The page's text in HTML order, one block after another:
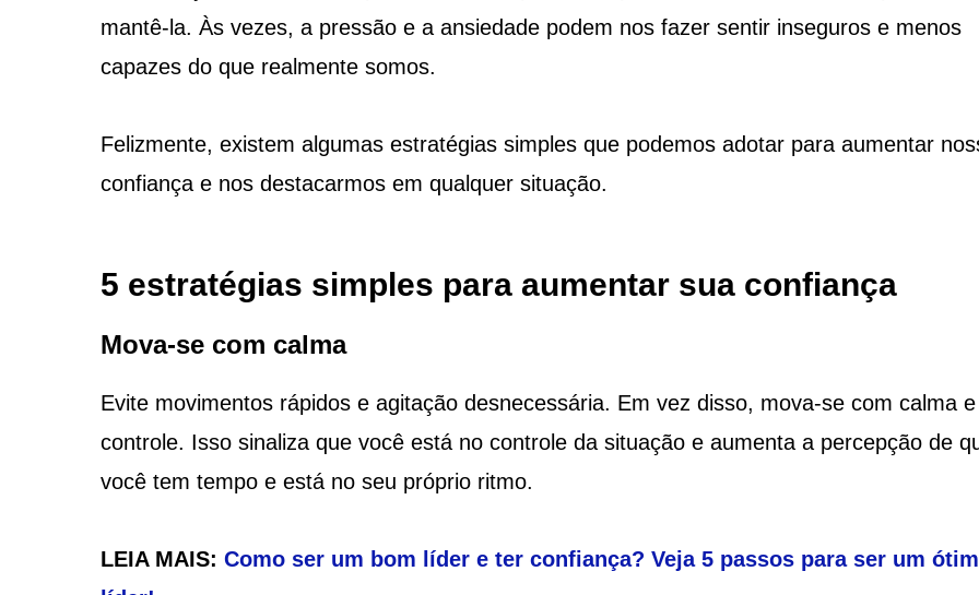
mantê-la. Às vezes, a pressão e a ansiedade podem nos fazer sentir inseguros e menos
capazes do que realmente somos.
Felizmente, existem algumas estratégias simples que podemos adotar para aumentar
confiança e nos destacarmos em qualquer situação.
5 estratégias simples para aumentar sua confiança
Mova-se com calma
Evite movimentos rápidos e agitação desnecessária. Em vez disso, mova-se com calma e
controle. Isso sinaliza que você está no controle da situação e aumenta a percepção de
você tem tempo e está no seu próprio ritmo.
LEIA MAIS: Como ser um bom líder e ter confiança? Veja 5 passos para ser um